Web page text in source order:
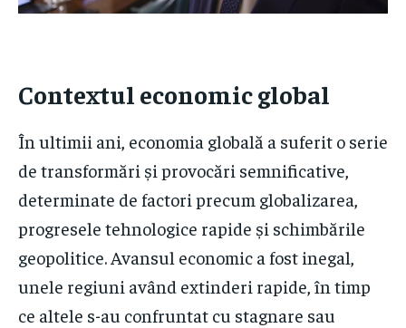
Contextul economic global
În ultimii ani, economia globală a suferit o serie
de transformări și provocări semnificative,
determinate de factori precum globalizarea,
progresele tehnologice rapide și schimbările
geopolitice. Avansul economic a fost inegal,
unele regiuni având extinderi rapide, în timp
ce altele s-au confruntat cu stagnare sau